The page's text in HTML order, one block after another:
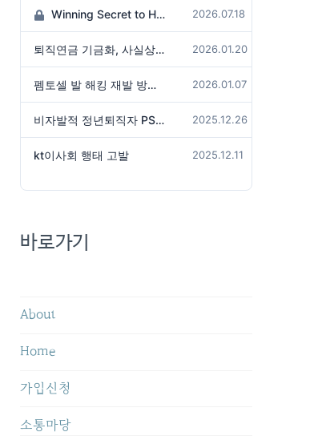
Winning Secret to Hit the Jackpot! 2026.07.18
퇴직연금 기금화, 사실상 국가가 관리하겠다는 것인가? 2026.01.20
펨토셀 발 해킹 재발 방지 위해서는 2026.01.07
비자발적 정년퇴직자 PS성과급 미지급은 임금체불 아닌가? 2025.12.26
kt이사회 행태 고발 2025.12.11
바로가기
About
Home
가입신청
소통마당